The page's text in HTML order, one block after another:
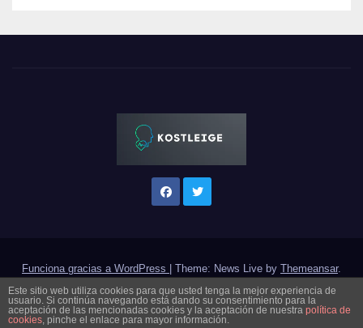
Funciona gracias a WordPress Theme: News Live by Themeansar.
Categorías Acerca de Aviso de privacidad
Este sitio web utiliza cookies para que usted tenga la mejor experiencia de
usuario. Si continúa navegando está dando su consentimiento para la
aceptación de las mencionadas cookies y la aceptación de nuestra política de
cookies, pinche el enlace para mayor información.